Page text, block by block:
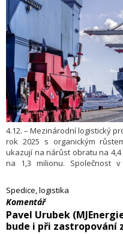
4.12. – Mezinárodní logistický
rok 2025 s organickým
ukazují na nárůst obratu na
na 1,3 milionu. Společnost
budoucí růst. V příštím roce
služby jako posílení pro český
Spedice, logistika
​Komentář
Pavel Urubek
bude i při zastropování